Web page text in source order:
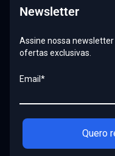
Newsletter
Assine nossa
ofertas exclusivas.
Email*
Quero